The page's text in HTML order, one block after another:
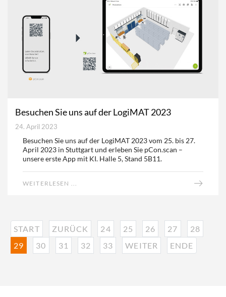
Besuchen Sie uns auf der LogiMAT 2023
24. April 2023
Besuchen Sie uns auf der LogiMAT 2023 vom 25. bis 27.
April 2023 in Stuttgart und erleben Sie pCon.scan –
unsere erste App mit KI. Halle 5, Stand 5B11.
WEITERLESEN ...
START ZURÜCK 24 25 26 27
28
29
30 31 32 33 WEITER ENDE